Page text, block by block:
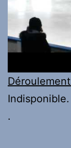
Indisponible.
.